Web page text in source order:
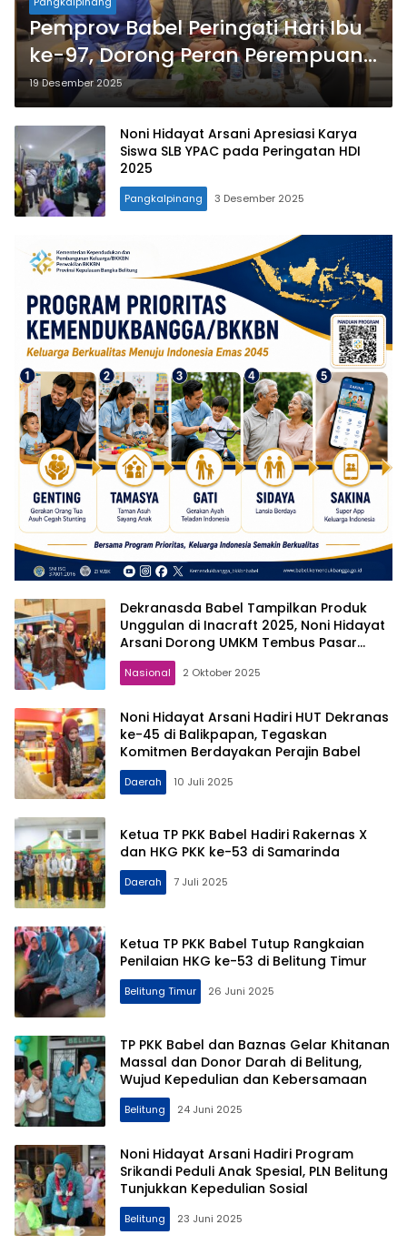
Pemprov Babel Peringati Hari Ibu
ke-97, Dorong Peran Perempuan
Menuju Indonesia Emas 2045
19 Desember 2025
Noni Hidayat Arsani Apresiasi Karya
Siswa SLB YPAC pada Peringatan HDI
2025
Pangkalpinang 3 Desember 2025
Dekranasda Babel Tampilkan Produk
Unggulan di Inacraft 2025, Noni Hidayat
Arsani Dorong UMKM Tembus Pasar
Global
Nasional 2 Oktober 2025
Noni Hidayat Arsani Hadiri HUT Dekranas
ke-45 di Balikpapan, Tegaskan
Komitmen Berdayakan Perajin Babel
Daerah 10 Juli 2025
Ketua TP PKK Babel Hadiri Rakernas X
dan HKG PKK ke-53 di Samarinda
Daerah 7 Juli 2025
Ketua TP PKK Babel Tutup Rangkaian
Penilaian HKG ke-53 di Belitung Timur
Belitung Timur 26 Juni 2025
TP PKK Babel dan Baznas Gelar Khitanan
Massal dan Donor Darah di Belitung,
Wujud Kepedulian dan Kebersamaan
Belitung 24 Juni 2025
Noni Hidayat Arsani Hadiri Program
Srikandi Peduli Anak Spesial, PLN Belitung
Tunjukkan Kepedulian Sosial
Belitung 23 Juni 2025